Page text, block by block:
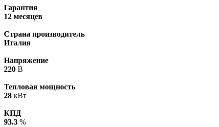
Гарантия
12 месяцев
Страна производитель
Италия
Напряжение
220 В
Тепловая мощность
28 кВт
КПД
93.3 %